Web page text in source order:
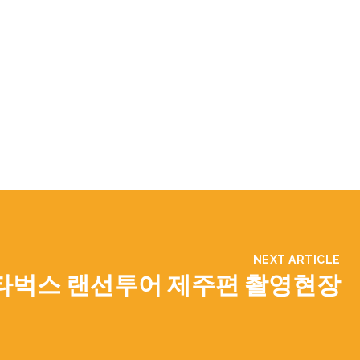
NEXT ARTICLE
벅스 랜선투어 제주편 촬영현장